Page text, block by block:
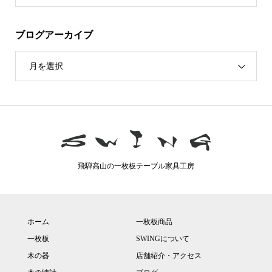
ブログアーカイブ
月を選択
飛騨高山の一枚板テーブル家具工房
ホーム
一枚板
木の器
一枚板商品
SWINGについて
店舗紹介・アクセス